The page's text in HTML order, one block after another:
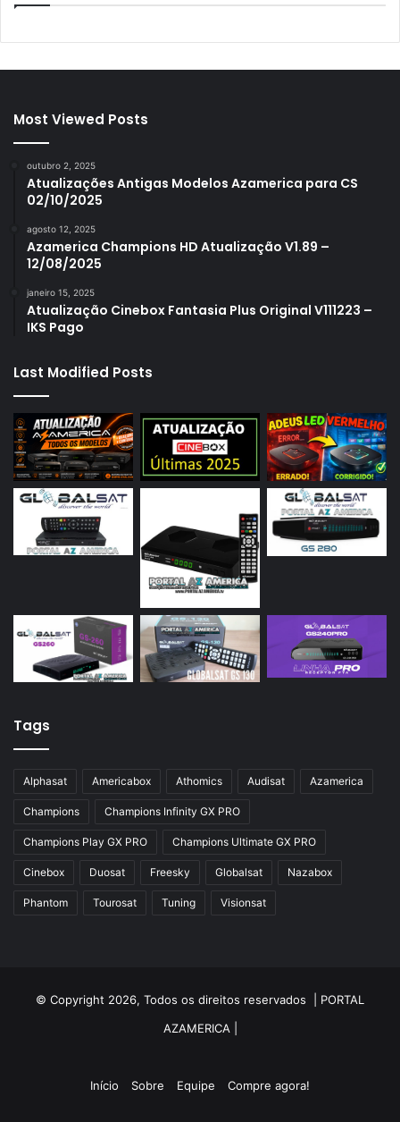
Most Viewed Posts
outubro 2, 2025
Atualizações Antigas Modelos Azamerica para CS
02/10/2025
agosto 12, 2025
Azamerica Champions HD Atualização V1.89 –
12/08/2025
janeiro 15, 2025
Atualização Cinebox Fantasia Plus Original V111223 –
IKS Pago
Last Modified Posts
Tags
Alphasat Americabox Athomics Audisat Azamerica
Champions Champions Infinity GX PRO
Champions Play GX PRO Champions Ultimate GX PRO
Cinebox Duosat Freesky Globalsat Nazabox
Phantom Tourosat Tuning Visionsat
© Copyright 2026, Todos os direitos reservados | PORTAL
AZAMERICA
Início Sobre Equipe Compre agora!